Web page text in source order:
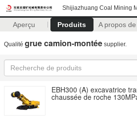
Shijiazhuang Coal Mining
Aperçu Produits A propos
Qualité grue camion-montée supplier.
EBH300 (A) excavatrice
chaussée de roche